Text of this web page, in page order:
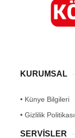
KURUMSAL
• Künye Bilgileri
• Gizlilik Politikası
SERVİSLER